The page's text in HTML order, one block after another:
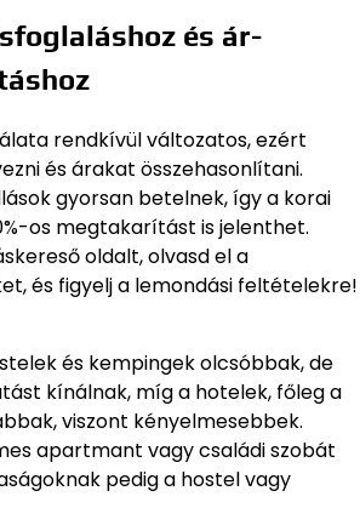
és ár-
rendkívül változatos, ezért
és árakat összehasonlítani.
gyorsan betelnek, így a korai
os megtakarítást is jelenthet.
oldalt, olvasd el a
és figyelj a lemondási feltételekre!
és kempingek olcsóbbak, de
kínálnak, míg a hotelek, főleg a
viszont kényelmesebbek.
apartmant vagy családi szobát
pedig a hostel vagy